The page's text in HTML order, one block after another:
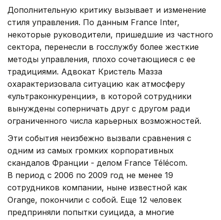
Дополнительную критику вызывает и изменение
стиля управления. По данным France Inter,
некоторые руководители, пришедшие из частного
сектора, перенесли в госслужбу более жесткие
методы управления, плохо сочетающиеся с ее
традициями. Адвокат Кристель Мазза
охарактеризовала ситуацию как атмосферу
«ультраконкуренции», в которой сотрудники
вынуждены соперничать друг с другом ради
ограниченного числа карьерных возможностей.
Эти события неизбежно вызвали сравнения с
одним из самых громких корпоративных
скандалов Франции - делом France Télécom.
В период с 2006 по 2009 год не менее 19
сотрудников компании, ныне известной как
Orange, покончили с собой. Еще 12 человек
предприняли попытки суицида, а многие